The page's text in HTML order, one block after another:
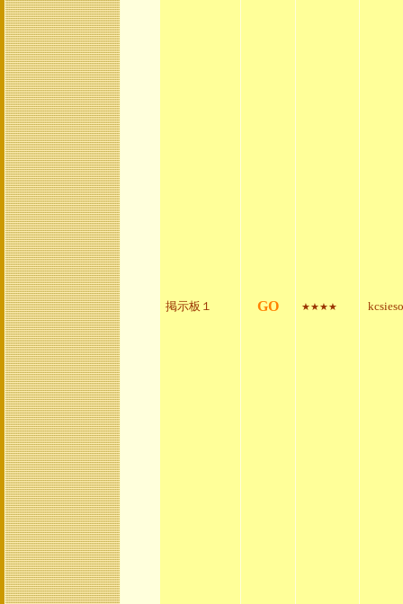
掲示板１ GO ★★★★